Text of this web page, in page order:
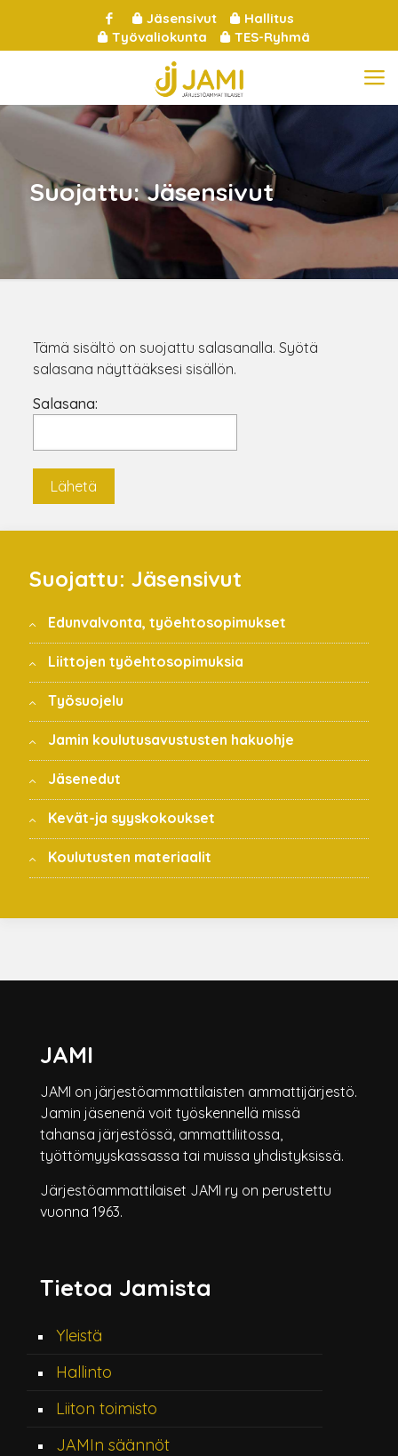
Jäsensivut
Hallitus
Työvaliokunta
TES-Ryhmä
Suojattu: Jäsensivut
Tämä sisältö on suojattu salasanalla. Syötä
salasana näyttääksesi sisällön.
Salasana:
Suojattu: Jäsensivut
Edunvalvonta, työehtosopimukset
Liittojen työehtosopimuksia
Työsuojelu
Jamin koulutusavustusten hakuohje
Jäsenedut
Kevät-ja syyskokoukset
Koulutusten materiaalit
JAMI
JAMI on järjestöammattilaisten ammattijärjestö.
Jamin jäsenenä voit työskennellä missä
tahansa järjestössä, ammattiliitossa,
työttömyyskassassa tai muissa yhdistyksissä.
Järjestöammattilaiset JAMI ry on perustettu
vuonna 1963.
Tietoa Jamista
Yleistä
Hallinto
Liiton toimisto
JAMIn säännöt